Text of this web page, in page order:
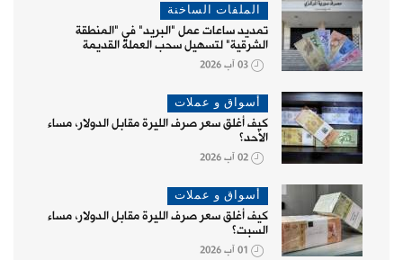
الملفات الساخنة
تمديد ساعات عمل "البريد" في "المنطقة
الشرقية" لتسهيل سحب العملة القديمة
03 آب 2026
أسواق و عملات
كيف أغلق سعر صرف الليرة مقابل الدولار، مساء
الأحد؟
02 آب 2026
أسواق و عملات
كيف أغلق سعر صرف الليرة مقابل الدولار، مساء
السبت؟
01 آب 2026